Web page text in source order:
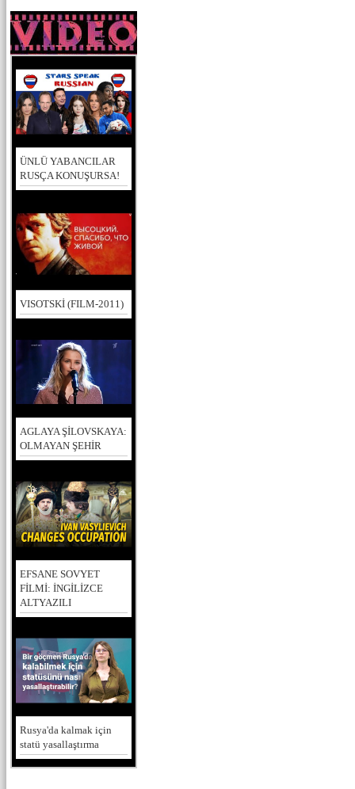
ÜNLÜ YABANCILAR
RUSÇA KONUŞURSA!
VISOTSKİ (FILM-2011)
AGLAYA ŞİLOVSKAYA:
OLMAYAN ŞEHİR
EFSANE SOVYET
FİLMİ: İNGİLİZCE
ALTYAZILI
Rusya'da kalmak için
statü yasallaştırma